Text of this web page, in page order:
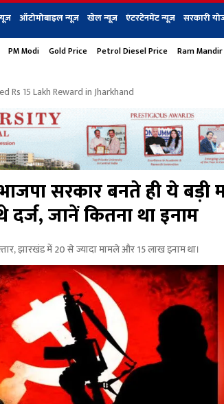
ऑटोमोबाइल न्यूज़ खेल न्यूज़ एंटरटेनमेंट न्यूज़ सरकारी
बाज़ार गैजेट्स न्यूज
PM Modi Gold Price Petrol Diesel Price Ram Mandir
Rs 15 Lakh Reward in Jharkhand
सरकार बनते ही ये बड़ी
जानें कितना था इनाम
झारखंड में 20 से ज्यादा मामले और 15 लाख इनाम था।